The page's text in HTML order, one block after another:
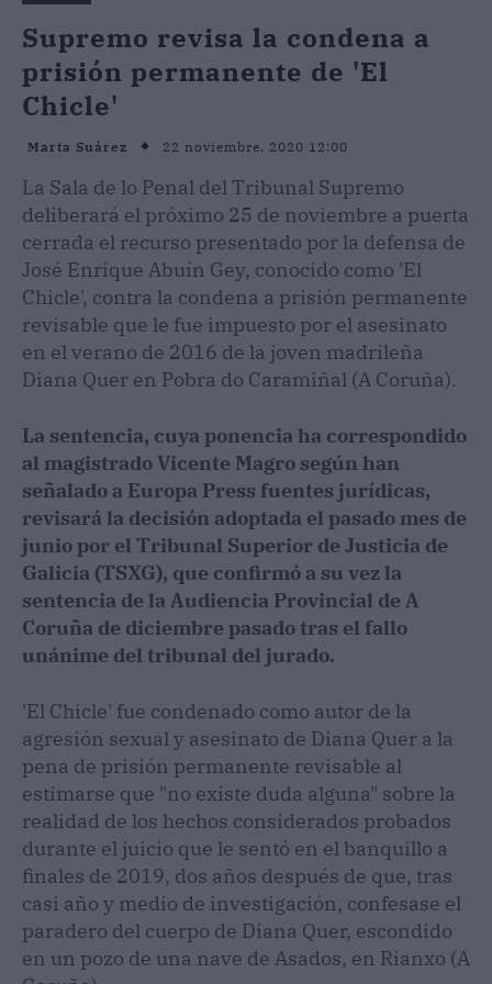
Supremo revisa la condena a
prisión permanente de 'El
Chicle'
Marta Suárez 22 noviembre, 2020 12:00
La Sala de lo Penal del Tribunal Supremo
deliberará el próximo 25 de noviembre a puerta
cerrada el recurso presentado por la defensa de
José Enrique Abuín Gey, conocido como 'El
Chicle', contra la condena a prisión permanente
revisable que le fue impuesto por el asesinato
en el verano de 2016 de la joven madrileña
Diana Quer en Pobra do Caramiñal (A Coruña).
La sentencia, cuya ponencia ha correspondido
al magistrado Vicente Magro según han
señalado a Europa Press fuentes jurídicas,
revisará la decisión adoptada el pasado mes de
junio por el Tribunal Superior de Justicia de
Galicia (TSXG), que confirmó a su vez la
sentencia de la Audiencia Provincial de A
Coruña de diciembre pasado tras el fallo
unánime del tribunal del jurado.
'El Chicle' fue condenado como autor de la
agresión sexual y asesinato de Diana Quer a la
pena de prisión permanente revisable al
estimarse que "no existe duda alguna" sobre la
realidad de los hechos considerados probados
durante el juicio que le sentó en el banquillo a
finales de 2019, dos años después de que, tras
casi año y medio de investigación, confesase el
paradero del cuerpo de Diana Quer, escondido
en un pozo de una nave de Asados, en Rianxo (A